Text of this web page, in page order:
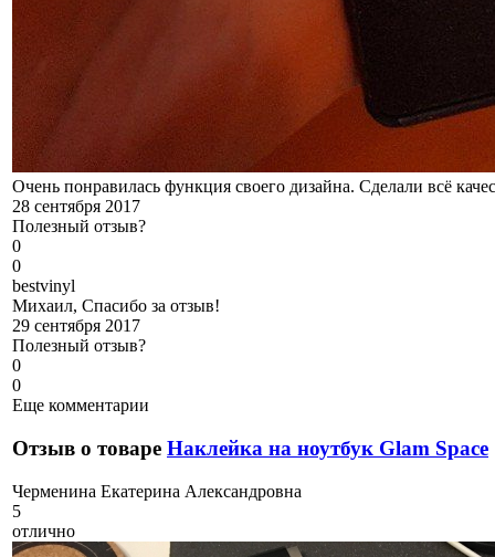
Очень понравилась функция своего дизайна. Сделали всё
28 сентября 2017
Полезный отзыв?
0
0
bestvinyl
Михаил, Спасибо за отзыв!
29 сентября 2017
Полезный отзыв?
0
0
Еще комментарии
Отзыв о товаре Наклейка на ноутбук Glam Space
Черменина Екатерина Александровна
5
отлично